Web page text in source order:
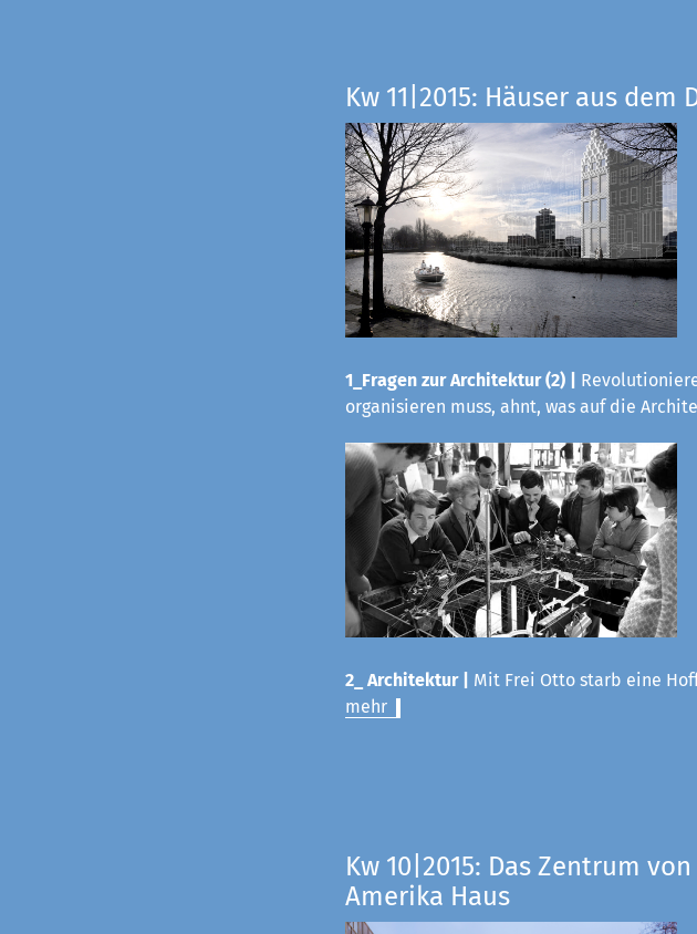
Kw 11|2015: Häuser aus
1_Fragen zur Architektur (2) |
organisieren muss, ahnt, was auf die
2_ Architektur | Mit Frei Otto starb eine
mehr
Kw 10|2015: Das Zentrum
Amerika Haus